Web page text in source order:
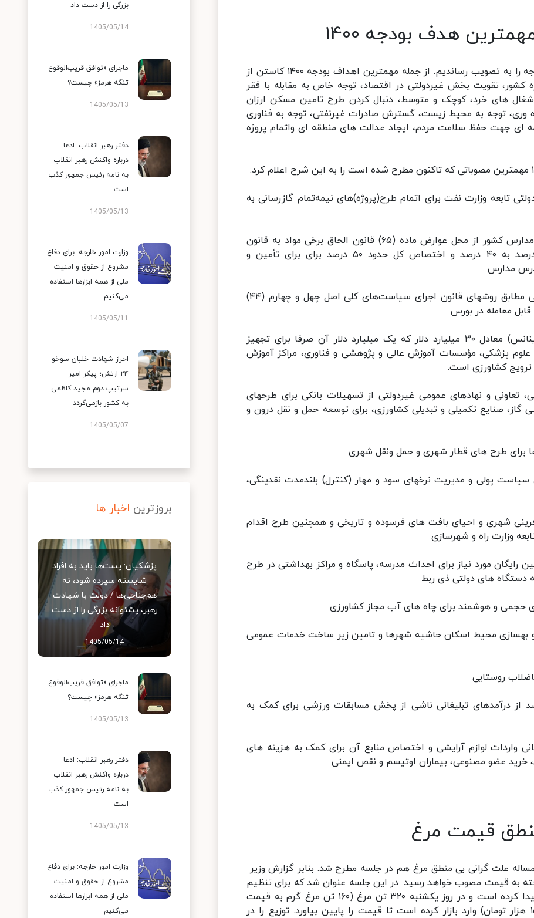
هدف بودجه ۱۴۰۰
وی افزود : تاکنون ما ۱۲ تبصره همراه با اهداف بودجه را به تصویب رساندیم. از جمله مهمترین اهداف بودجه ۱۴۰۰ کاستن از
کشور، تقویت بخش غیردولتی در اقتصاد، توجه خاص به مقابله با فقر
های خرد، کوچک و متوسط، دنبال کردن طرح تامین مسکن ارزان
وری، توجه به محیط زیست، گسترش صادرات غیرنفتی، توجه به فناوری
ای جهت حفظ سلامت مردم، ایجاد عدالت های منطقه ای واتمام پروژه
شرکت دولتی تابعه وزارت نفت برای اتمام طرح(پروژه)‌های نیمه‌تمام گازرسانی به
۲-افزایش سهم سازمان نوسازی، توسعه و تجهیز مدارس کشور از محل عوارض ماده (۶۵) قانون الحاق برخی مواد به قانون
تنظیم بخشی از مقررات مالی دولت (۲) از ۲۰ درصد به ۴۰ درصد و اختصاص کل حدود ۵۰ درصد برای برای تأمین و
درس مدارس .
۳- استمرار جریان فروش سهام و دارایی‌های دولتی مطابق روشهای قانون اجرای سیاست‌های کلی اصل چهل و چهارم (۴۴)
معامله در بورس
۴_تعیین سقف تسهیلات تأمین مالی خارجی (فاینانس) معادل ۳۰ میلیارد دلار که یک میلیارد دلار آن صرفا برای تجهیز
علوم پزشکی، مؤسسات آموزش عالی و پژوهشی و فناوری، مراکز آموزش
کشاورزی است.
تعاونی و نهادهای عمومی غیردولتی از تسهیلات بانکی برای طرحهای
صنایع تکمیلی و تبدیلی کشاورزی، برای توسعه حمل و نقل درون و
سیاست پولی و مدیریت نرخهای سود و مهار (کنترل) بلندمدت نقدینگی،
شهری و احیای بافت های فرسوده و تاریخی و همچنین طرح اقدام
وزارت راه و شهرسازی
رایگان مورد نیاز برای احداث مدرسه، پاسگاه و مراکز بهداشتی در طرح
دستگاه های دولتی ذی ربط
و بهسازی محیط اسکان حاشیه شهرها و تامین زیر ساخت خدمات عمومی
سازمان صدا و سیما به پرداخت ۳۰ درصد از درآمدهای تبلیغاتی ناشی از پخش مسابقات ورزشی برای کمک به
بازرگانی واردات لوازم آرایشی و اختصاص منابع آن برای کمک به هزینه های
عضو مصنوعی، بیماران اوتیسم و نقص ایمنی
قیمت مرغ
علت گرانی بی منطق مرغ هم در جلسه مطرح شد. بنابر گزارش وزیر
به قیمت مصوب خواهد رسید. در این جلسه عنوان شد که برای تنظیم
بازار عمده فروشی ها وزارت جهاد کشاورزی ورود پیدا کرده است و در روز یکشنبه ۳۲۰ تن مرغ (۱۶۰ تن مرغ گرم به قیمت
۱۸۵۰۰ تومان و ۱۶۰ تن مرغ منجمد به قیمت ۱۵۰۰۰ هزار تومان) وارد بازار کرده است تا قیمت را پایین بیاورد. توزیع را در
بزرگی را از دست داد
1405/05/14
ماجرای «توافق قریب‌الوقوع
تنگه هرمز» چیست؟
1405/05/13
دفتر رهبر انقلاب: ادعا
درباره واکنش رهبر انقلاب
به نامه رئیس جمهور کذب
است
1405/05/13
وزارت امور خارجه: برای دفاع
مشروع از حقوق و امنیت
ملی از همه ابزارها استفاده
می‌کنیم
1405/05/11
احراز شهادت خلبان سوخو
۲۴ ارتش؛ پیکر امیر
سرتیپ دوم مجید کاظمی
به کشور بازمی‌گردد
1405/05/07
بروزترین اخبار ها
پزشکیان: پست‌ها باید به افراد
شایسته سپرده شود، نه
هم‌جناحی‌ها / دولت با شهادت
رهبر، پشتوانه بزرگی را از دست
داد
1405/05/14
ماجرای «توافق قریب‌الوقوع
تنگه هرمز» چیست؟
1405/05/13
دفتر رهبر انقلاب: ادعا
درباره واکنش رهبر انقلاب
به نامه رئیس جمهور کذب
است
1405/05/13
وزارت امور خارجه: برای دفاع
مشروع از حقوق و امنیت
ملی از همه ابزارها استفاده
می‌کنیم